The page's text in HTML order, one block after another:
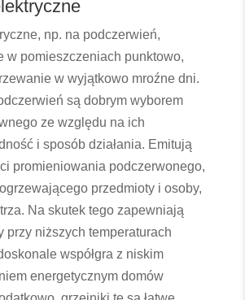
np. na podczerwień,
w pomieszczeniach punktowo,
w wyjątkowo mroźne dni.
są dobrym wyborem
ze względu na ich
i sposób działania. Emitują
promieniowania podczerwonego,
przedmioty i osoby,
Na skutek tego zapewniają
przy niższych temperaturach
współgra z niskim
energetycznym domów